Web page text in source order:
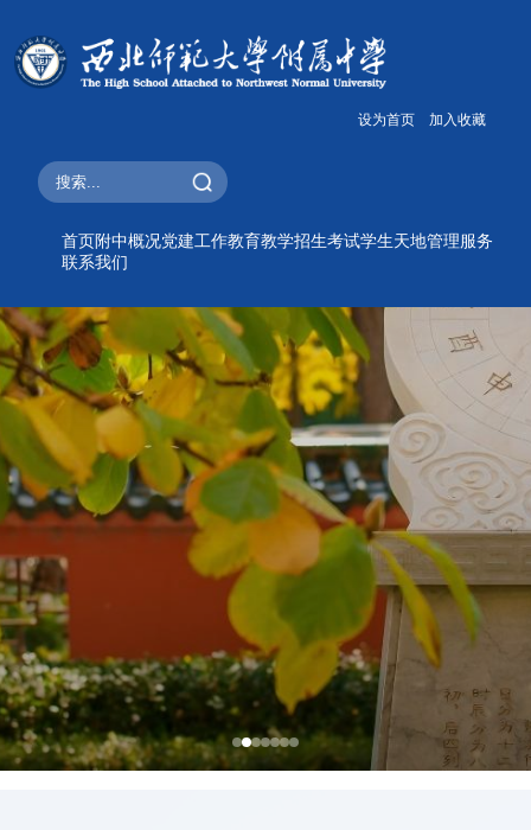
设为首页 加入收藏
首页 附中概况党建工作教育教学招生考试学生天地管理服务
联系我们